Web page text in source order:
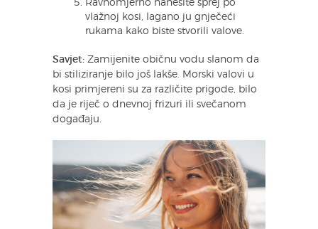
Ravnomjerno nanesite sprej po
vlažnoj kosi, lagano ju gnječeći
rukama kako biste stvorili valove.
Savjet: Zamijenite običnu vodu slanom da
bi stiliziranje bilo još lakše. Morski valovi u
kosi primjereni su za različite prigode, bilo
da je riječ o dnevnoj frizuri ili svečanom
događaju.